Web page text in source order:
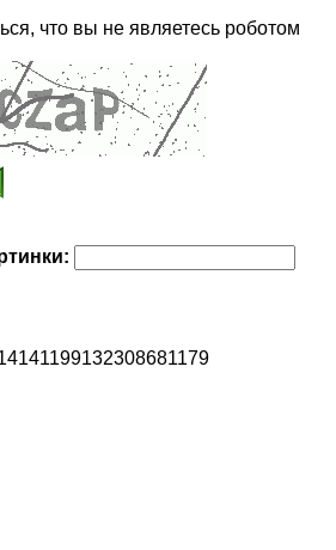
что вы не являетесь роботом